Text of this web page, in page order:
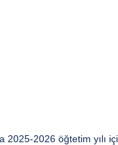
2026 öğtetim yılı